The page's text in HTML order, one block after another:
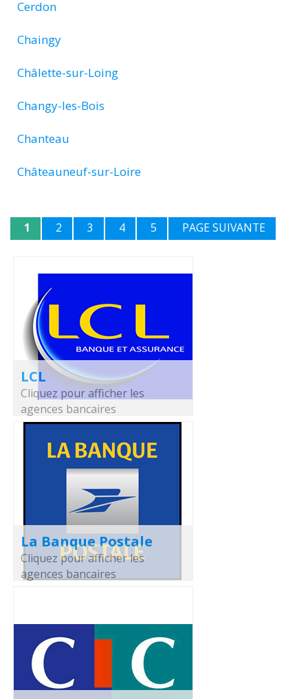
Cerdon
Chaingy
Châlette-sur-Loing
Changy-les-Bois
Chanteau
Châteauneuf-sur-Loire
1 2 3 4 5 PAGE SUIVANTE
LCL
Cliquez pour afficher les
agences bancaires
La Banque Postale
Cliquez pour afficher les
agences bancaires